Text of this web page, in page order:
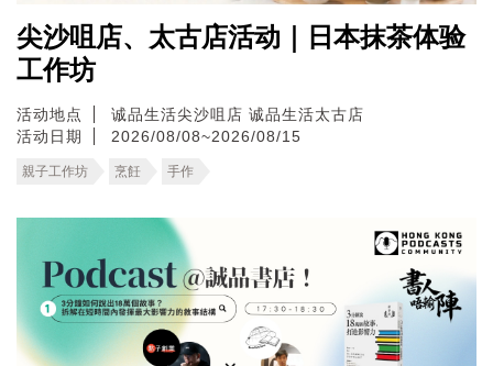
尖沙咀店、太古店活动｜日本抹茶体验
工作坊
活动地点 诚品生活尖沙咀店 诚品生活太古店
活动日期
2026/08/08~2026/08/15
親子工作坊 烹飪 手作